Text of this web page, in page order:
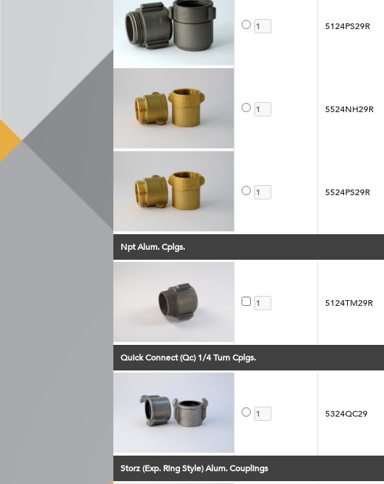
5124PS29R
5524NH29R
5524PS29R
Npt Alum. Cplgs.
5124TM29R
Quick Connect (Qc) 1/4 Turn Cplgs.
5324QC29
Storz (Exp. Ring Style) Alum. Couplings